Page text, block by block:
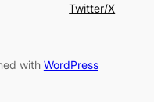
Twitter/X
with WordPress